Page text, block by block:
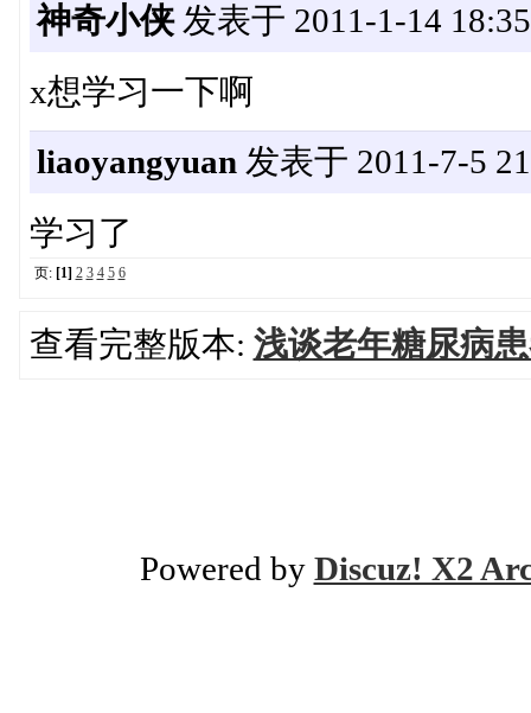
神奇小侠发表于 2011-1-14
x想学习一下啊
liaoyangyuan 发表于 2011-7-5
学习了
页: [1] 2 3 4 5 6
查看完整版本: 浅谈老年糖尿病
Powered by Discuz! X2